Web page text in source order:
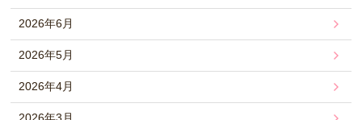
2026年6月
2026年5月
2026年4月